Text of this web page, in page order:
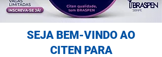
SEJA BEM-VINDO AO
CITEN PARA